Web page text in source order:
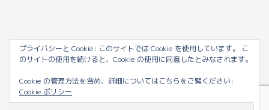
プライバシーと Cookie: このサイトでは Cookie を使用しています。 こ
のサイトの使用を続けると、Cookie の使用に同意したとみなされます。
Cookie の管理方法を含め、詳細についてはこちらをご覧ください:
Cookie ポリシー